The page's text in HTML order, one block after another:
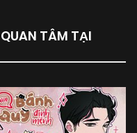
TÂM TẠI